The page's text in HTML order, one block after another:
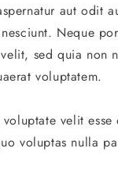
aut odit
Neque
sed quia non
voluptatem.
velit
voluptas nulla